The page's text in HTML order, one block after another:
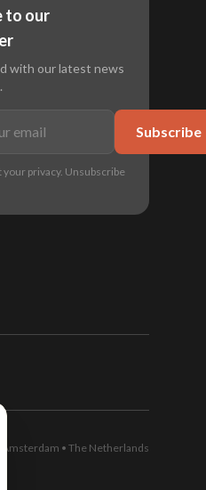
to our
with our latest news
Subscribe
your privacy. Unsubscribe
Amsterdam • The Netherlands